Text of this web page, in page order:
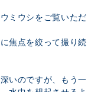
ミウシをご覧いただ
焦点を絞って撮り続
いのですが、もう一